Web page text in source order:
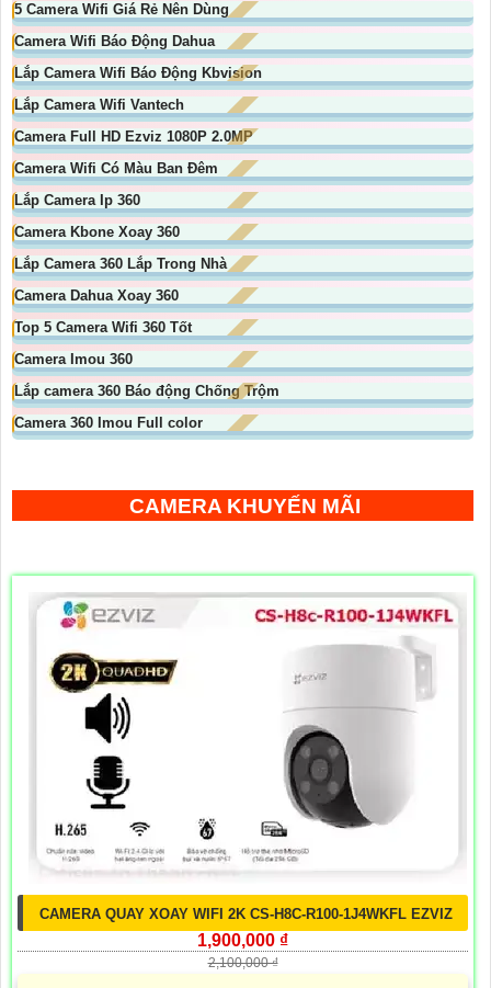
5 Camera Wifi Giá Rẻ Nên Dùng
Camera Wifi Báo Động Dahua
Lắp Camera Wifi Báo Động Kbvision
Lắp Camera Wifi Vantech
Camera Full HD Ezviz 1080P 2.0MP
Camera Wifi Có Màu Ban Đêm
Lắp Camera Ip 360
Camera Kbone Xoay 360
Lắp Camera 360 Lắp Trong Nhà
Camera Dahua Xoay 360
Top 5 Camera Wifi 360 Tốt
Camera Imou 360
Lắp camera 360 Báo động Chống Trộm
Camera 360 Imou Full color
CAMERA KHUYẾN MÃI
CAMERA QUAY XOAY WIFI 2K CS-H8C-R100-1J4WKFL EZVIZ
1,900,000 ₫
2,100,000 ₫